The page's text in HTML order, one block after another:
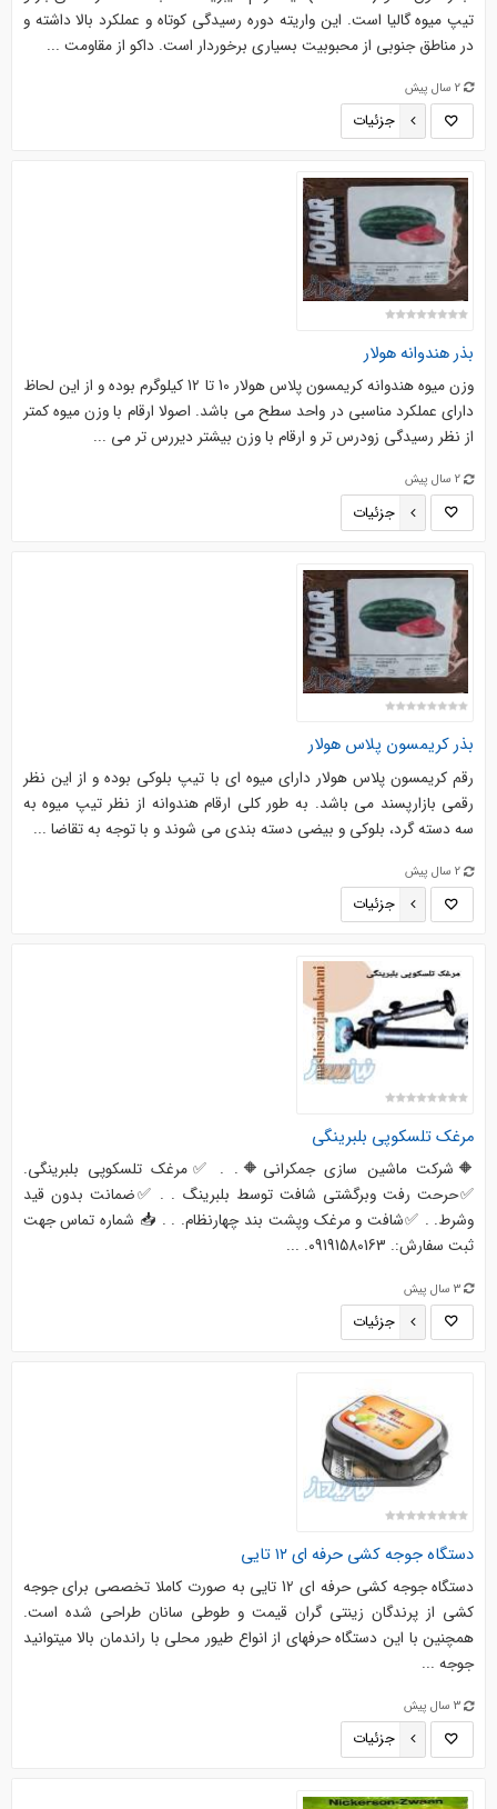
تیپ میوه گالیا است. این واریته دوره رسیدگی کوتاه و عملکرد بالا داشته و
در مناطق جنوبی از محبوبیت بسیاری برخوردار است. داکو از مقاومت ...
2 سال پیش
جزئیات
بذر هندوانه هولار
وزن میوه هندوانه کریمسون پلاس هولار 10 تا 12 کیلوگرم بوده و از این لحاظ
دارای عملکرد مناسبی در واحد سطح می باشد. اصولا ارقام با وزن میوه کمتر
از نظر رسیدگی زودرس تر و ارقام با وزن بیشتر دیررس تر می ...
2 سال پیش
جزئیات
بذر کریمسون پلاس هولار
رقم کریمسون پلاس هولار دارای میوه ای با تیپ بلوکی بوده و از این نظر
رقمی بازارپسند می باشد. به طور کلی ارقام هندوانه از نظر تیپ میوه به
سه دسته گرد، بلوکی و بیضی دسته بندی می شوند و با توجه به تقاضا ...
2 سال پیش
جزئیات
مرغک تلسکوپی بلبرینگی
🔶️شرکت ماشین سازی جمکرانی🔶️. . ✅مرغک تلسکوپی بلبرینگی.
✅حرحت رفت وبرگشتی شافت توسط بلبرینگ . . ✅ضمانت بدون قید
وشرط. . ✅شافت و مرغک وپشت بند چهارنظام. . . 📥 شماره تماس جهت
ثبت سفارش:. 09191580163. ...
3 سال پیش
جزئیات
دستگاه جوجه کشی حرفه ای ۱۲ تایی
دستگاه جوجه کشی حرفه ای 12 تایی به صورت کاملا تخصصی برای جوجه
کشی از پرندگان زینتی گران قیمت و طوطی سانان طراحی شده است.
همچنین با این دستگاه حرفهای از انواع طیور محلی با راندمان بالا میتوانید
جوجه ...
3 سال پیش
جزئیات